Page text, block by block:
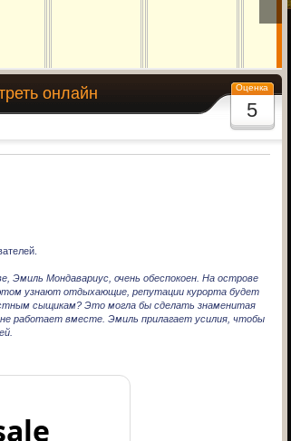
онлайн Оценка
5
Эмиль Мондавариус, очень обеспокоен. На острове
узнают отдыхающие, репутации курорта будет
сыщикам? Это могла бы сделать знаменитая
работает вместе. Эмиль прилагает усилия, чтобы